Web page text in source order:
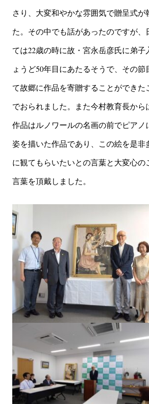
さり、大変和やかな雰囲気で贈呈式が
た。その中でも話があったのですが、
ては22歳の時に故・宮永岳彦氏に弟子
ょうど50年目にあたるそうで、その節
て故郷に作品を寄贈することができた
でおられました。また今村教育長から
作品はルノワールの名画の前でピアノ
姿を描いた作品であり、この絵を是非
に観てもらいたいとの言葉と大変心の
言葉を頂戴しました。